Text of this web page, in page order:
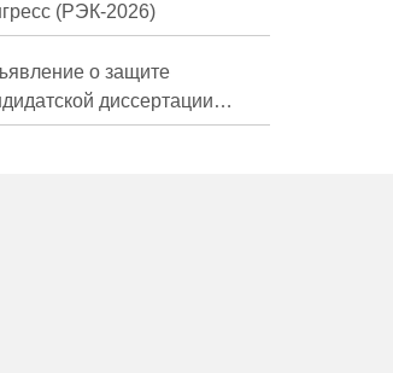
(РЭК-2026)
о защите
диссертации
Николь Сергеевны